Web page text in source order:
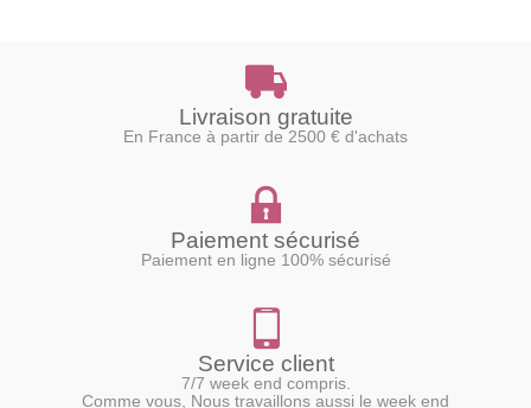
Livraison gratuite
En France à partir de 2500 € d'achats
Paiement sécurisé
Paiement en ligne 100% sécurisé
Service client
7/7 week end compris.
Comme vous, Nous travaillons aussi le week end